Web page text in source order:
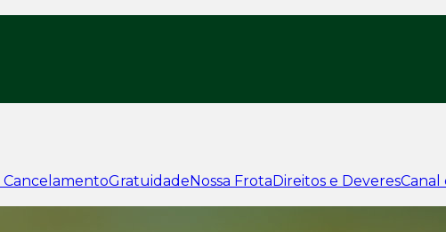
CancelamentoGratuidadeNossa FrotaDireitos e DeveresCanal